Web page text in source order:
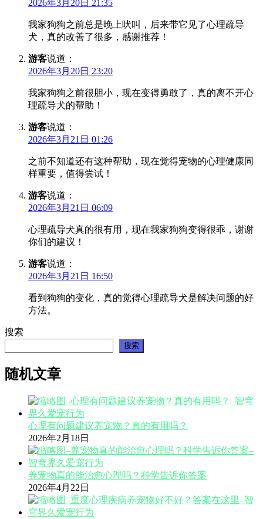
2026年3月20日 21:35
我家狗狗之前总是晚上吠叫，后来带它见了心理疏导
犬，真的改善了很多，感谢推荐！
游客说道：
2026年3月20日 23:20
我家狗狗之前很胆小，现在变得勇敢了，真的离不开心
理疏导犬的帮助！
游客说道：
2026年3月21日 01:26
之前不知道还有这种帮助，现在觉得宠物的心理健康同
样重要，值得尝试！
游客说道：
2026年3月21日 06:09
心理疏导犬真的很有用，现在我家狗狗变得很乖，谢谢
你们的建议！
游客说道：
2026年3月21日 16:50
看到狗狗的变化，真的觉得心理疏导犬是解决问题的好
方法。
搜索
搜索
随机文章
心理有问题建议养宠物？真的有用吗？
2026年2月18日
养宠物真的能治愈心理吗？科学告诉你答案
2026年4月22日